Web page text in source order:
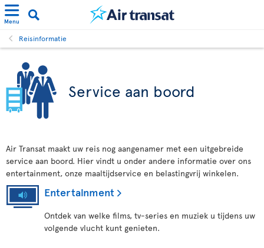
Menu
Reisinformatie
Service aan boord
Air Transat maakt uw reis nog aangenamer met een uitgebreide
service aan boord. Hier vindt u onder andere informatie over ons
entertainment, onze maaltijdservice en belastingvrij winkelen.
Entertainment
Ontdek van welke films, tv-series en muziek u tijdens uw
volgende vlucht kunt genieten.